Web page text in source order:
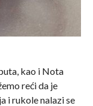
kao i Nota
reći da je
i rukole nalazi se